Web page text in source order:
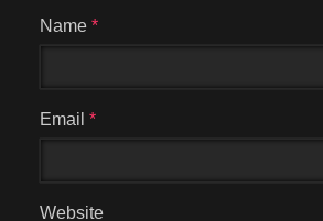
Name*
Email*
Website